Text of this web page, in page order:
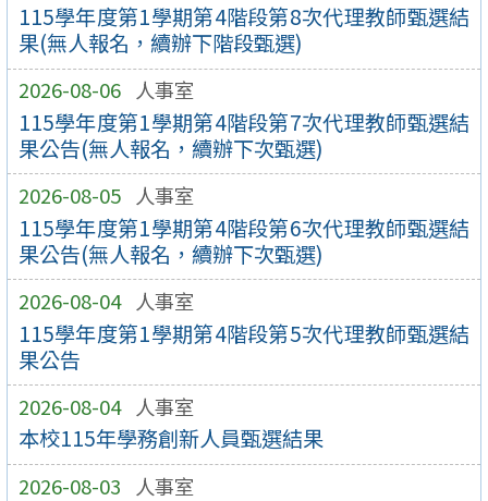
115學年度第1學期第4階段第8次代理教師甄選結
果(無人報名，續辦下階段甄選)
2026-08-06 人事室
115學年度第1學期第4階段第7次代理教師甄選結
果公告(無人報名，續辦下次甄選)
2026-08-05 人事室
115學年度第1學期第4階段第6次代理教師甄選結
果公告(無人報名，續辦下次甄選)
2026-08-04 人事室
115學年度第1學期第4階段第5次代理教師甄選結
果公告
2026-08-04 人事室
本校115年學務創新人員甄選結果
2026-08-03 人事室